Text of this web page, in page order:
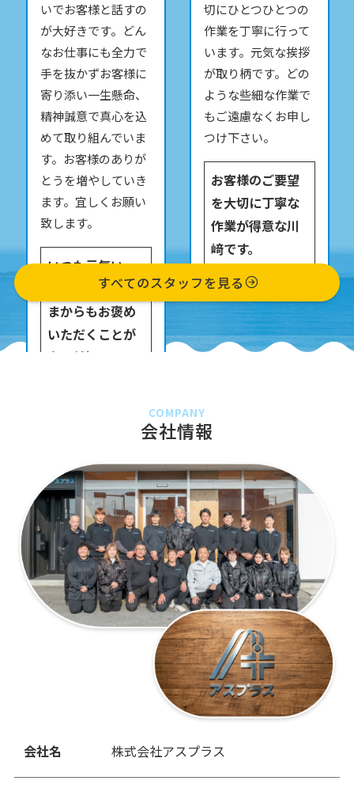
いでお客様と話すの
が大好きです。どん
なお仕事にも全力で
手を抜かずお客様に
寄り添い一生懸命、
精神誠意で真心を込
めて取り組んでいま
す。お客様のありが
とうを増やしていき
ます。宜しくお願い
致します。
いつも元気いっ
ぱいで、お客さ
まからもお褒め
いただくことが
多い越智です。
切にひとつひとつの
作業を丁寧に行って
います。元気な挨拶
が取り柄です。どの
ような些細な作業で
もご遠慮なくお申し
つけ下さい。
お客様のご要望
を大切に丁寧な
作業が得意な川
﨑です。
すべてのスタッフを見る
COMPANY
会社情報
会社名 株式会社アスプラス